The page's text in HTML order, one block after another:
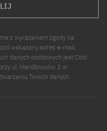
z wyrażeniem zgody na
wskazany adres e-mail.
danych osobowych jest Cool
ul. Handlowców 2 w
Twoich danych.